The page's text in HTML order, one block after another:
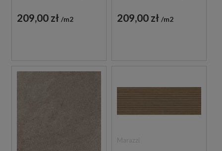
209,00 zł m2 209,00 zł m2